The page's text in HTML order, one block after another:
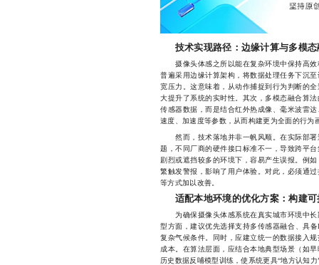
技术实现路径：边缘计算与多模
摄像头体感之所以能在复杂环境中保持高效
普遍采用边缘计算架构，将数据处理任务下沉
宽压力。这意味着，从动作捕捉到行为判断的
大提升了系统的实时性。其次，多模态融合算
传感器数据，而是结合红外热成像、毫米波雷
速度、加速度等参数，从而构建更为全面的行为
然而，技术落地并非一帆风顺。在实际部署
题，不同厂商的硬件接口标准不一，导致跨平
剧烈或遮挡较多的环境下，容易产生误报。例
繁触发警报，影响了用户体验。对此，必须通
等方式加以改善。
适配本地环境的优化方案：构建
为确保摄像头体感系统在真实城市环境中长
型方面，建议优先选择支持多传感器融合、具
复杂气候条件。同时，应建立统一的数据接入
成本。在算法层面，应结合本地典型场景（如
历史数据反哺模型训练，使系统更具“地方认知力